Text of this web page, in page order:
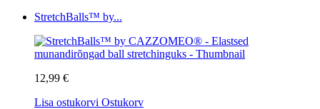
StretchBalls™ by...
12,99 €
Lisa ostukorvi Ostukorv